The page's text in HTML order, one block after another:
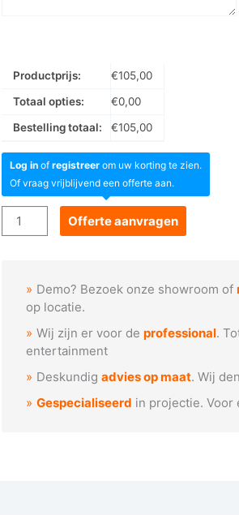
Productprijs: €105,00
Totaal opties:
€0,00
Bestelling totaal:
€105,00
Log in ofregistreer om uw korting te zien.
Of vraag vrijblijvend een offerte aan.
Goboservice
-
patroon
aantal
Offerte aanvragen
Demo? Bezoek onze showroom of
op locatie.
Wij zijn er voor deprofessional.
entertainment
Deskundigadvies op maat. Wij
Gespecialiseerd in projectie. Voor